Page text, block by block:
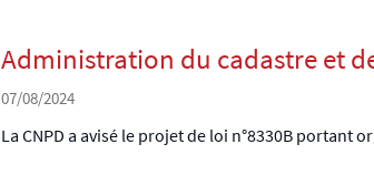
Administration du cadastre et
07/08/2024
La CNPD a avisé le projet de loi n°8330B